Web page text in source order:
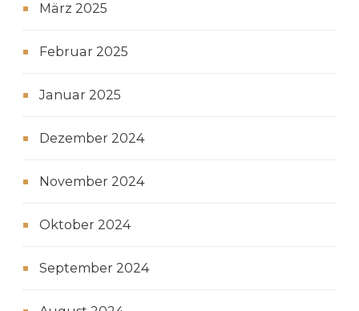
März 2025
Februar 2025
Januar 2025
Dezember 2024
November 2024
Oktober 2024
September 2024